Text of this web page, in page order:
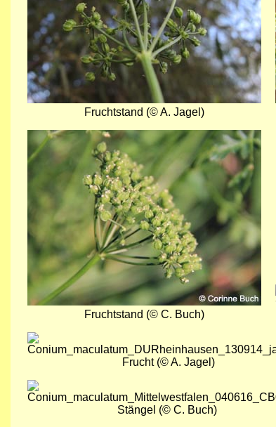
Fruchtstand (© A. Jagel)
Bild
Fruchtstand (© C. Buch)
Bild
Frucht (© A. Jagel)
Bild
Stängel (© C. Buch)